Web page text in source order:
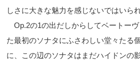
しさに大きな魅力を感じないではいら
Op.2の1の出だしからしてベートー
た最初のソナタにふさわしい堂々たる
に、この辺のソナタはまだハイドンの